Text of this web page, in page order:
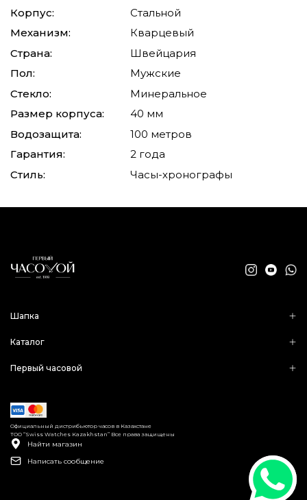
Корпус:
Стальной
Механизм:
Кварцевый
Страна:
Швейцария
Пол:
Мужские
Стекло:
Минеральное
Размер корпуса:
40 мм
Водозащита:
100 метров
Гарантия:
2 года
Стиль:
Часы-хронографы
Шапка
Каталог
Первый часовой
Найти магазин
Написать сообщение
ТОО “Swiss Watches Kazakhstan” Все права защищены
Официальный дистрибьютор часов в Казахстане